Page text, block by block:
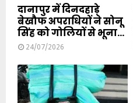
दानापुर में दिनदहाड़े
बेखौफ अपराधियों ने सोनू
सिंह को गोलियों से भूना...
24/07/2026